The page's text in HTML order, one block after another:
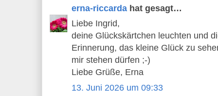
erna-riccarda hat gesagt…
Liebe Ingrid,
deine Glückskärtchen leuchten und
Erinnerung, das kleine Glück zu
mir stehen dürfen ;-)
Liebe Grüße, Erna
13. Juni 2026 um 09:33